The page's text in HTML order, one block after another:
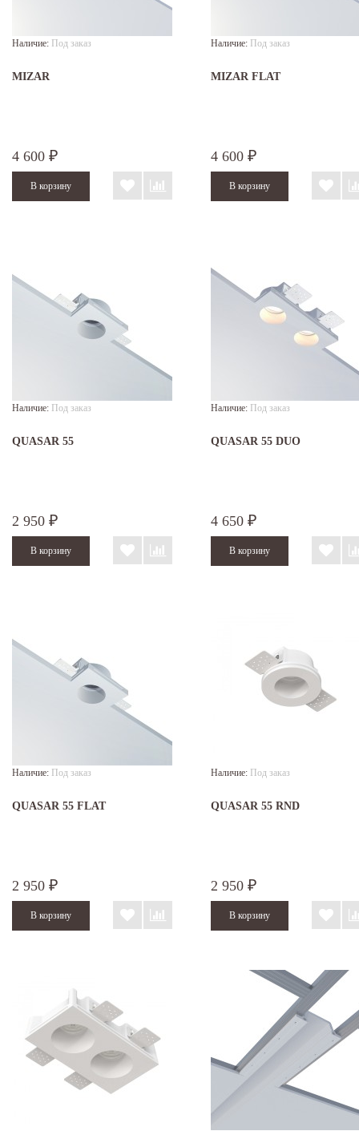
Наличие: Под заказ
MIZAR
4 600 ₽
Наличие: Под заказ
MIZAR FLAT
4 600 ₽
Наличие: Под заказ
QUASAR 55
2 950 ₽
Наличие: Под заказ
QUASAR 55 DUO
4 650 ₽
Наличие: Под заказ
QUASAR 55 FLAT
2 950 ₽
Наличие: Под заказ
QUASAR 55 RND
2 950 ₽